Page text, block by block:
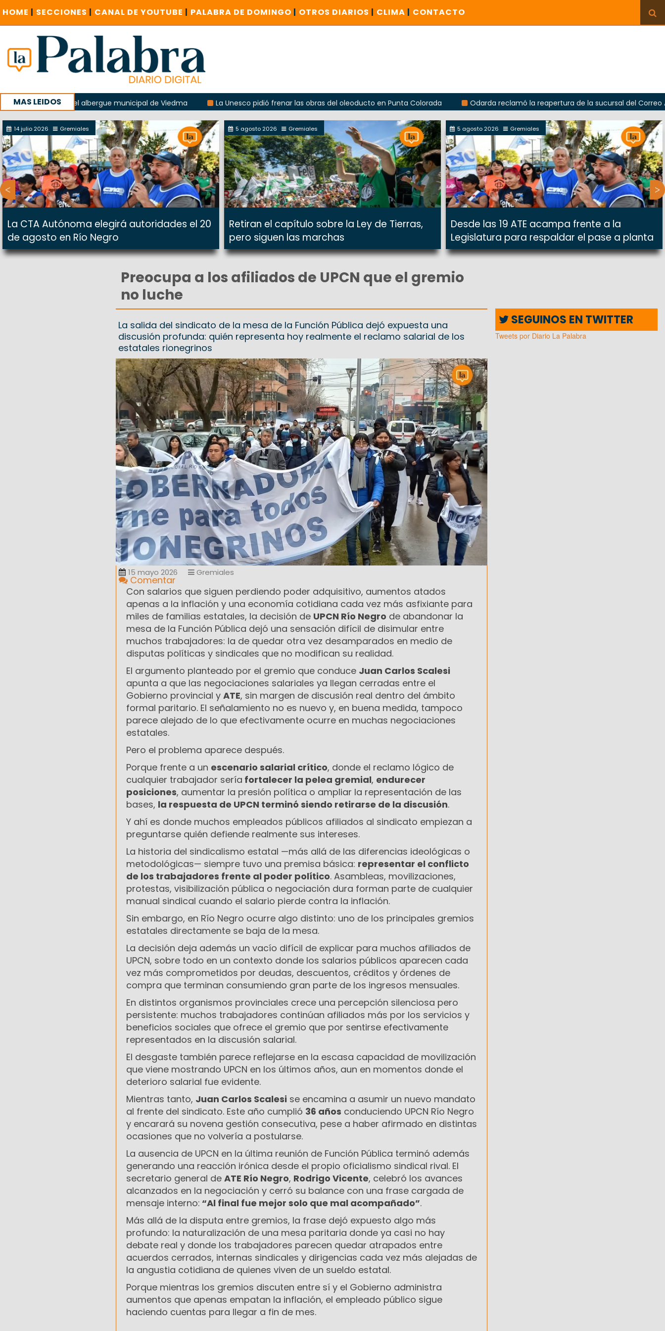
HOME | SECCIONES | CANAL DE YOUTUBE | PALABRA DE DOMINGO | OTROS DIARIOS | CLIMA | CONTACTO
MAS LEIDOS
del albergue municipal de Viedma La Unesco pidió frenar las obras del oleoducto en Punta Colorada
Odarda reclamó la reapertura de la sucursal del Correo Argentino
con un encuentro provincial en Roca
14 julio 2026 Gremiales
La CTA Autónoma elegirá autoridades el 20
de agosto en Río Negro
5 agosto 2026 Gremiales
Retiran el capítulo sobre la Ley de Tierras,
pero siguen las marchas
5 agosto 2026 Gremiales
Desde las 19 ATE acampa frente a la
Legislatura para respaldar el pase a planta
Preocupa a los afiliados de UPCN que el gremio
no luche
La salida del sindicato de la mesa de la Función Pública dejó expuesta una
discusión profunda: quién representa hoy realmente el reclamo salarial de los
estatales rionegrinos
15 mayo 2026 Gremiales
Comentar
Con salarios que siguen perdiendo poder adquisitivo, aumentos atados
apenas a la inflación y una economía cotidiana cada vez más asfixiante para
miles de familias estatales, la decisión de UPCN Río Negro de abandonar la
mesa de la Función Pública dejó una sensación difícil de disimular entre
muchos trabajadores: la de quedar otra vez desamparados en medio de
disputas políticas y sindicales que no modifican su realidad.
El argumento planteado por el gremio que conduce Juan Carlos Scalesi
apunta a que las negociaciones salariales ya llegan cerradas entre el
Gobierno provincial y ATE, sin margen de discusión real dentro del ámbito
formal paritario. El señalamiento no es nuevo y, en buena medida, tampoco
parece alejado de lo que efectivamente ocurre en muchas negociaciones
estatales.
Pero el problema aparece después.
Porque frente a un escenario salarial crítico, donde el reclamo lógico de
cualquier trabajador sería fortalecer la pelea gremial, endurecer
posiciones, aumentar la presión política o ampliar la representación de las
bases, la respuesta de UPCN terminó siendo retirarse de la discusión.
Y ahí es donde muchos empleados públicos afiliados al sindicato empiezan a
preguntarse quién defiende realmente sus intereses.
La historia del sindicalismo estatal —más allá de las diferencias ideológicas o
metodológicas— siempre tuvo una premisa básica: representar el conflicto
de los trabajadores frente al poder político. Asambleas, movilizaciones,
protestas, visibilización pública o negociación dura forman parte de cualquier
manual sindical cuando el salario pierde contra la inflación.
Sin embargo, en Río Negro ocurre algo distinto: uno de los principales gremios
estatales directamente se baja de la mesa.
La decisión deja además un vacío difícil de explicar para muchos afiliados de
UPCN, sobre todo en un contexto donde los salarios públicos aparecen cada
vez más comprometidos por deudas, descuentos, créditos y órdenes de
compra que terminan consumiendo gran parte de los ingresos mensuales.
En distintos organismos provinciales crece una percepción silenciosa pero
persistente: muchos trabajadores continúan afiliados más por los servicios y
beneficios sociales que ofrece el gremio que por sentirse efectivamente
representados en la discusión salarial.
El desgaste también parece reflejarse en la escasa capacidad de movilización
que viene mostrando UPCN en los últimos años, aun en momentos donde el
deterioro salarial fue evidente.
Mientras tanto, Juan Carlos Scalesi se encamina a asumir un nuevo mandato
al frente del sindicato. Este año cumplió 36 años conduciendo UPCN Río Negro
y encarará su novena gestión consecutiva, pese a haber afirmado en distintas
ocasiones que no volvería a postularse.
La ausencia de UPCN en la última reunión de Función Pública terminó además
generando una reacción irónica desde el propio oficialismo sindical rival. El
secretario general de ATE Río Negro, Rodrigo Vicente, celebró los avances
alcanzados en la negociación y cerró su balance con una frase cargada de
mensaje interno: “Al final fue mejor solo que mal acompañado”.
Más allá de la disputa entre gremios, la frase dejó expuesto algo más
profundo: la naturalización de una mesa paritaria donde ya casi no hay
debate real y donde los trabajadores parecen quedar atrapados entre
acuerdos cerrados, internas sindicales y dirigencias cada vez más alejadas de
la angustia cotidiana de quienes viven de un sueldo estatal.
Porque mientras los gremios discuten entre sí y el Gobierno administra
aumentos que apenas empatan la inflación, el empleado público sigue
haciendo cuentas para llegar a fin de mes.
SEGUINOS EN TWITTER
Tweets por Diario La Palabra